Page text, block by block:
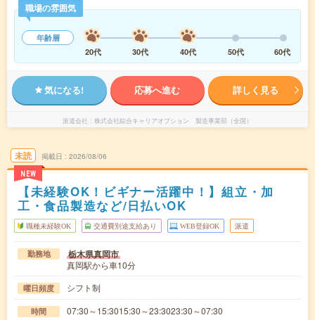
職場の雰囲気
年齢層
20代
30代 40代 50代 60代
気になる! 応募へ進む 詳しく見る
派遣会社 株式会社綜合キャリアオプション 製造事業部（全国）
未読
NEW
掲載日 2026/08/06
【未経験OK！ビギナー活躍中！】組立・加
工・食品製造など/日払いOK
職種未経験OK 交通費別途支給あり WEB登録OK 派遣
勤務地 栃木県真岡市
真岡駅から車10分
曜日頻度 シフト制
時間 07:30～15:3015:30～23:3023:30～07:30